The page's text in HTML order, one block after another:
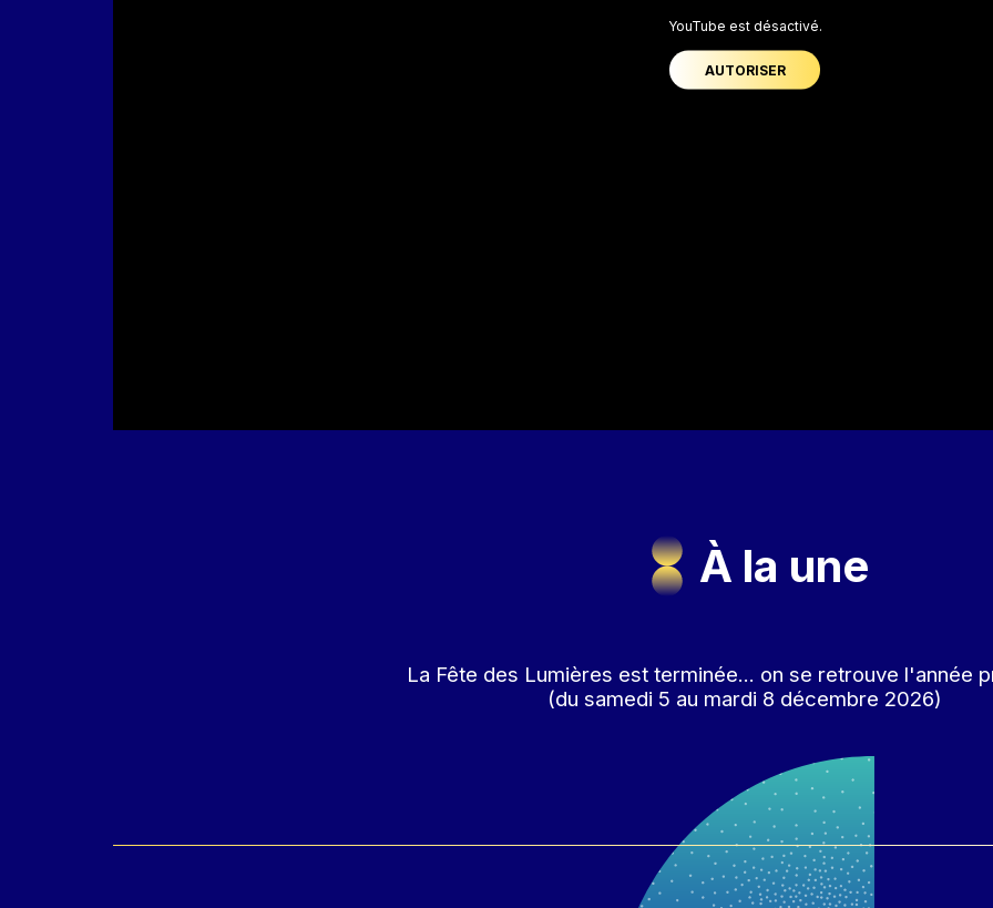
YouTube est désactivé.
AUTORISER
À la une
La Fête des Lumières est terminée... on se retrouve l'année
(du samedi 5 au mardi 8 décembre 2026)